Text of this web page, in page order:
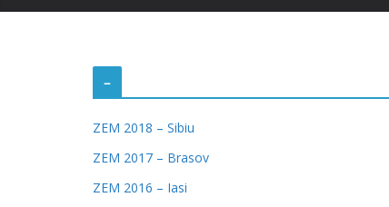
–
ZEM 2018 – Sibiu
ZEM 2017 – Brasov
ZEM 2016 – Iasi